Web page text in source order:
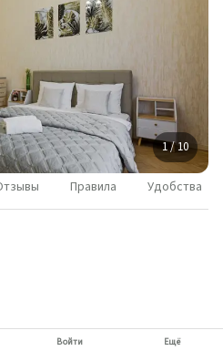
1 / 10
Правила Удобства
Войти Ещё